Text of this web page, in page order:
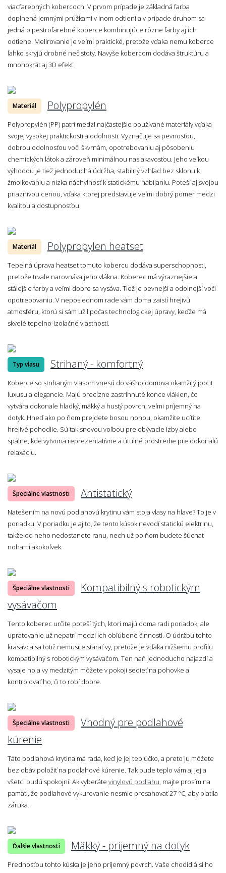
viacfarebných kobercoch. V prvom prípade je základná farba
doplnená jemnými prúžkami v inom odtieni a v prípade druhom sa
jedná o pestrofarebné koberce kombinujúce rôzne farby aj ich
odtiene. Melírovanie je veľmi praktické, pretože vďaka nemu koberce
ľahko skryjú drobné nečistoty. Navyše kobercom dodáva štruktúru a
mnohokrát aj 3D efekt.
Materiál Polypropylén
Polypropylén (PP) patrí medzi najčastejšie používané materiály vďaka
svojej vysokej praktickosti a odolnosti. Vyznačuje sa pevnosťou,
dobrou odolnosťou voči škvrnám, opotrebovaniu aj pôsobeniu
chemických látok a zároveň minimálnou nasiakavosťou. Jeho veľkou
výhodou je tiež jednoduchá údržba, stabilný vzhľad bez sklonu k
žmolkovaniu a nízka náchylnosť k statickému nabíjaniu. Poteší aj svojou
priaznivou cenou, vďaka ktorej predstavuje veľmi dobrý pomer medzi
kvalitou a dostupnosťou.
Materiál Polypropylen heatset
Tepelná úprava heatset tomuto kobercu dodáva superschopnosti,
pretože trvale narovnáva jeho vlákna. Koberec má výraznejšie a
stálejšie farby a veľmi dobre sa vysáva. Tiež je pevnejší a odolnejší voči
opotrebovaniu. V neposlednom rade vám doma zaistí hrejivú
atmosféru, ktorú si sám užil počas technologickej úpravy, keďže má
skvelé tepelno-izolačné vlastnosti.
Typ vlasu Strihaný - komfortný
Koberce so strihaným vlasom vnesú do vášho domova okamžitý pocit
luxusu a elegancie. Majú precízne zastrihnuté konce vlákien, čo
vytvára dokonale hladký, mäkký a hustý povrch, veľmi príjemný na
dotyk. Hneď ako po ňom prejdete bosou nohou, okamžite ucítite
hrejivé pohodlie. Sú tak snovou voľbou pre obývacie izby alebo
spálne, kde vytvoria reprezentatívne a útulné prostredie pre dokonalú
relaxáciu.
Špeciálne vlastnosti Antistatický
Natešením na novú podlahovú krytinu vám stoja vlasy na hlave? To je v
poriadku. V poriadku je aj to, že tento kúsok nevodí statickú elektrinu,
takže od neho nedostanete ranu, nech už po ňom budete šúchať
nohami akokoľvek.
Špeciálne vlastnosti
Kompatibilný s robotickým
vysávačom
Tento koberec určite poteší tých, ktorí majú doma radi poriadok, ale
upratovanie už nepatrí medzi ich obľúbené činnosti. O údržbu tohto
krasavca sa totiž nemusíte starať vy, pretože je vďaka nižšiemu profilu
kompatibilný s robotickým vysávačom. Ten naň jednoducho najazdí a
vysaje ho a vy medzitým môžete v pokoji sedieť na pohovke a
kontrolovať ho, či to robí dobre.
Špeciálne vlastnosti
Vhodný pre podlahové
kúrenie
Táto podlahová krytina má rada, keď je jej teplúčko, a preto ju môžete
bez obáv položiť na podlahové kúrenie. Tak bude teplo vám aj jej a
všetci budú spokojní. Ak vyberáte vinylovú podlahu , majte prosím na
pamäti, že podlahové vykurovanie nesmie presahovať 27 °C, aby platila
záruka.
Ďalšie vlastnosti Mäkký - príjemný na dotyk
Prednosťou tohto kúska je jeho príjemný povrch. Vaše chodidlá si ho